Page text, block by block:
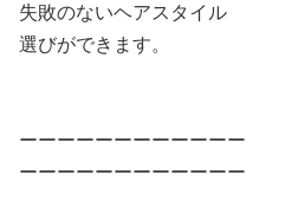
失敗のないヘアスタイル
選びができます。
ーーーーーーーーーーーー
ーーーーーーーーーーーー